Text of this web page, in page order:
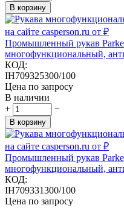
В корзину
Промышленный рукав
многофункциональный,
КОД:
IH709325300/100
Цена по запросу
В наличии
+
−
В корзину
Промышленный рукав
многофункциональный,
КОД:
IH709331300/100
Цена по запросу